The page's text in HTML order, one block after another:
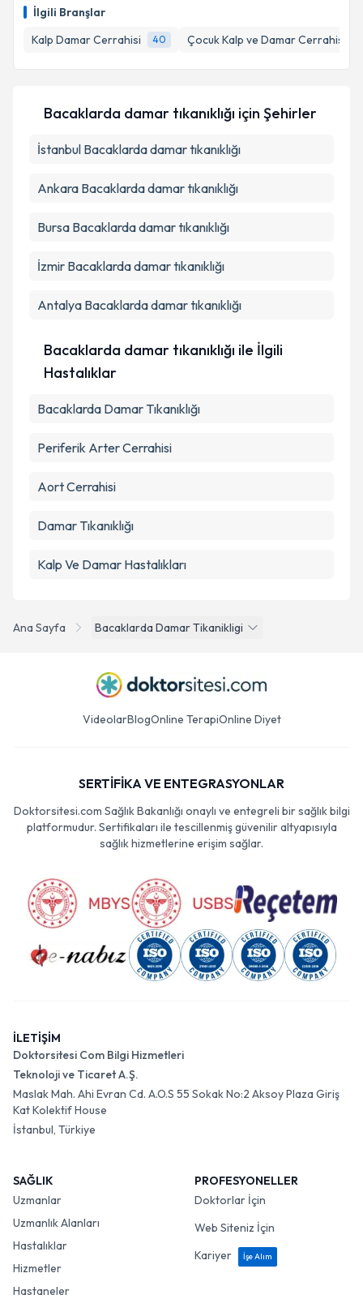
İlgili Branşlar
Kalp Damar Cerrahisi
40 Çocuk Kalp ve Damar Cerrahisi
Kişisel verilerimin işlenmesine ilişkin Aydınlatma
'ni okudum ve kişisel verilerimin belirtilen
Takvim Talebini Gönder
Ana Sayfa Bacaklarda Damar Tikanikligi
Bacaklarda damar tıkanıklığı için Şehirler
İstanbul Bacaklarda damar tıkanıklığı
Ankara Bacaklarda damar tıkanıklığı
Bursa Bacaklarda damar tıkanıklığı
İzmir Bacaklarda damar tıkanıklığı
Antalya Bacaklarda damar tıkanıklığı
Bacaklarda damar tıkanıklığı ile İlgili
Hastalıklar
Bacaklarda Damar Tıkanıklığı
Periferik Arter Cerrahisi
Aort Cerrahisi
Damar Tıkanıklığı
Kalp Ve Damar Hastalıkları
VideolarBlogOnline TerapiOnline Diyet
SERTİFİKA VE ENTEGRASYONLAR
Doktorsitesi.com Sağlık Bakanlığı onaylı ve entegreli bir sağlık bilgi
platformudur. Sertifikaları ile tescillenmiş güvenilir altyapısıyla
sağlık hizmetlerine erişim sağlar.
İLETİŞİM
Doktorsitesi Com Bilgi Hizmetleri
Teknoloji ve Ticaret A.Ş.
Maslak Mah. Ahi Evran Cd. A.O.S 55 Sokak No:2 Aksoy Plaza Giriş
Kat Kolektif House
İstanbul, Türkiye
SAĞLIK
Uzmanlar
Uzmanlık Alanları
Hastalıklar
Hizmetler
Hastaneler
PROFESYONELLER
Doktorlar İçin
Web Siteniz İçin
Kariyer
İşe Alım